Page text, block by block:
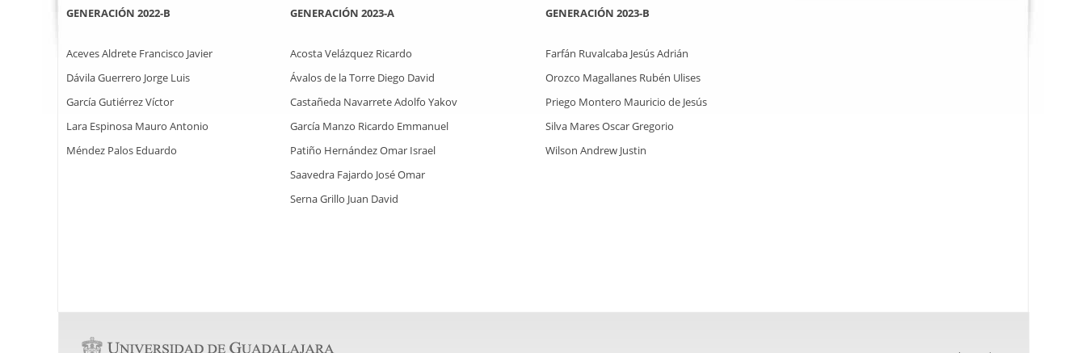
GENERACIÓN 2022-B GENERACIÓN 2023-A GENERACIÓN 2023-B
Aceves Aldrete Francisco Javier
Dávila Guerrero Jorge Luis
García Gutiérrez Víctor
Lara Espinosa Mauro Antonio
Méndez Palos Eduardo
Acosta Velázquez Ricardo
Ávalos de la Torre Diego David
Castañeda Navarrete Adolfo Yakov
García Manzo Ricardo Emmanuel
Patiño Hernández Omar Israel
Saavedra Fajardo José Omar
Serna Grillo Juan David
Farfán Ruvalcaba Jesús Adrián
Orozco Magallanes Rubén Ulises
Priego Montero Mauricio de Jesús
Silva Mares Oscar Gregorio
Wilson Andrew Justin